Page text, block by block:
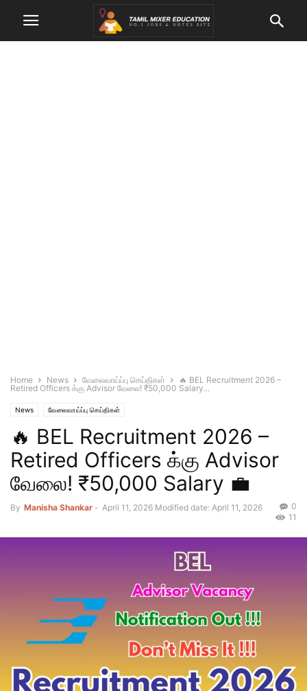
Home News வேலைவாய்ப்பு செய்திகள்
🔥 BEL Recruitment 2026 –
Retired Officers க்கு Advisor வேலை! ₹50,000 Salary...
News வேலைவாய்ப்பு செய்திகள்
🔥 BEL Recruitment 2026 –
Retired Officers க்கு Advisor
வேலை! ₹50,000 Salary 💼
By Manisha Shankar - April 11, 2026 Modified date: April 11, 2026
0
11